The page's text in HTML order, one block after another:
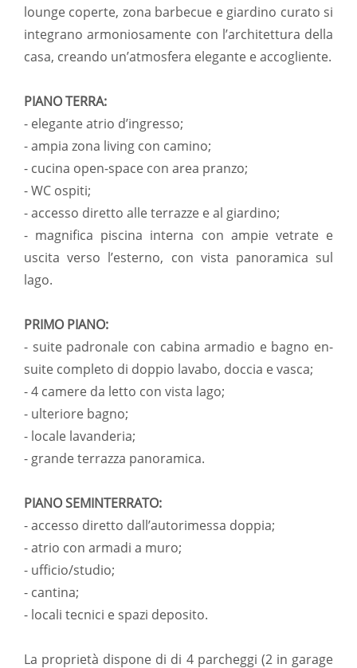
lounge coperte, zona barbecue e giardino curato si
integrano armoniosamente con l’architettura della
casa, creando un’atmosfera elegante e accogliente.
PIANO TERRA:
- elegante atrio d’ingresso;
- ampia zona living con camino;
- cucina open-space con area pranzo;
- WC ospiti;
- accesso diretto alle terrazze e al giardino;
- magnifica piscina interna con ampie vetrate e
uscita verso l’esterno, con vista panoramica sul
lago.
PRIMO PIANO:
- suite padronale con cabina armadio e bagno en-
suite completo di doppio lavabo, doccia e vasca;
- 4 camere da letto con vista lago;
- ulteriore bagno;
- locale lavanderia;
- grande terrazza panoramica.
PIANO SEMINTERRATO:
- accesso diretto dall’autorimessa doppia;
- atrio con armadi a muro;
- ufficio/studio;
- cantina;
- locali tecnici e spazi deposito.
La proprietà dispone di di 4 parcheggi (2 in garage